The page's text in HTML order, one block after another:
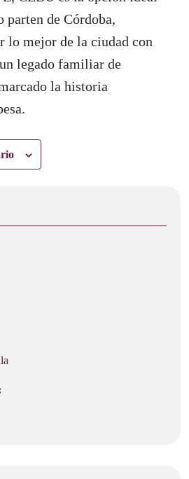
parten de Córdoba,
lo mejor de la ciudad con
legado familiar de
la historia